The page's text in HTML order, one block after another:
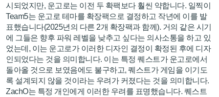
시되었지만, 운고로는 이전 두 확팩보다 훨씬 약합니다. 일찍이
Team5는 운고로 테마를 확장팩으로 결정하고 작년에 이를 발
표했습니다(2025년의 다른 2개 확장팩과 함께). 거의 같은 시기
에 그들은 향후 파워 레벨을 낮추고 싶다는 의사소통을 하고 있
었는데, 이는 운고로가 이러한 디자인 결정이 확정된 후에 디자
인되었다는 것을 의미합니다. 이는 특정 퀘스트가 운고로에서
돌아올 것으로 보였음에도 불구하고, 퀘스트가 게임을 이기도
록 설계되지 않을 것이라는 우려가 커졌다는 것을 의미합니다.
ZachO는 특정 개인에게 이러한 우려를 표명했습니다. 퀘스트